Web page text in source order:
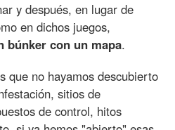
y después, en lugar de
en dichos juegos,
búnker con un mapa.
que no hayamos descubierto
sitios de
de control, hitos